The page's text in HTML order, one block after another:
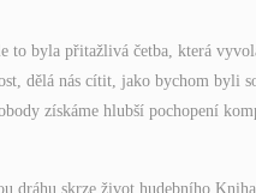
to byla přitažlivá četba, která
dělá nás cítit, jako bychom byli
získáme hlubší pochopení
dráhu skrze život hudebního